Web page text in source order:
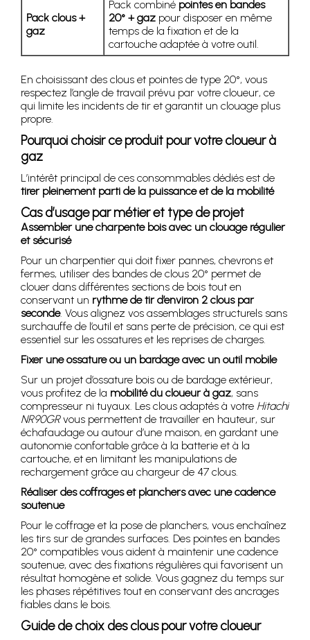
Pack clous +
gaz
Pack combiné pointes en bandes
20° + gaz pour disposer en même
temps de la fixation et de la
cartouche adaptée à votre outil.
En choisissant des clous et pointes de type 20°, vous
respectez l’angle de travail prévu par votre cloueur, ce
qui limite les incidents de tir et garantit un clouage plus
propre.
Pourquoi choisir ce produit pour votre cloueur à
gaz
L’intérêt principal de ces consommables dédiés est de
tirer pleinement parti de la puissance et de la mobilité
Cas d’usage par métier et type de projet
Assembler une charpente bois avec un clouage régulier
et sécurisé
Pour un charpentier qui doit fixer pannes, chevrons et
fermes, utiliser des bandes de clous 20° permet de
clouer dans différentes sections de bois tout en
conservant un rythme de tir d’environ 2 clous par
seconde. Vous alignez vos assemblages structurels sans
surchauffe de l’outil et sans perte de précision, ce qui est
essentiel sur les ossatures et les reprises de charges.
Fixer une ossature ou un bardage avec un outil mobile
Sur un projet d’ossature bois ou de bardage extérieur,
vous profitez de la mobilité du cloueur à gaz, sans
compresseur ni tuyaux. Les clous adaptés à votre Hitachi
NR90GRvous permettent de travailler en hauteur, sur
échafaudage ou autour d’une maison, en gardant une
autonomie confortable grâce à la batterie et à la
cartouche, et en limitant les manipulations de
rechargement grâce au chargeur de 47 clous.
Réaliser des coffrages et planchers avec une cadence
soutenue
Pour le coffrage et la pose de planchers, vous enchaînez
les tirs sur de grandes surfaces. Des pointes en bandes
20° compatibles vous aident à maintenir une cadence
soutenue, avec des fixations régulières qui favorisent un
résultat homogène et solide. Vous gagnez du temps sur
les phases répétitives tout en conservant des ancrages
fiables dans le bois.
Guide de choix des clous pour votre cloueur